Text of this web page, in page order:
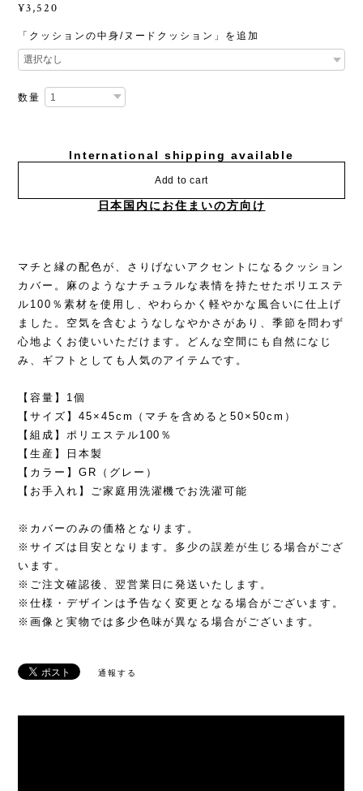
¥3,520
「クッションの中身/ヌードクッション」を追加
数量
International shipping available
Add to cart
日本国内にお住まいの方向け
マチと縁の配色が、さりげないアクセントになるクッション
カバー。麻のようなナチュラルな表情を持たせたポリエステ
ル100％素材を使用し、やわらかく軽やかな風合いに仕上げ
ました。空気を含むようなしなやかさがあり、季節を問わず
心地よくお使いいただけます。どんな空間にも自然になじ
み、ギフトとしても人気のアイテムです。
【容量】1個
【サイズ】45×45cm（マチを含めると50×50cm）
【組成】ポリエステル100％
【生産】日本製
【カラー】GR（グレー）
【お手入れ】ご家庭用洗濯機でお洗濯可能
※カバーのみの価格となります。
※サイズは目安となります。多少の誤差が生じる場合がござ
います。
※ご注文確認後、翌営業日に発送いたします。
※仕様・デザインは予告なく変更となる場合がございます。
※画像と実物では多少色味が異なる場合がございます。
通報する